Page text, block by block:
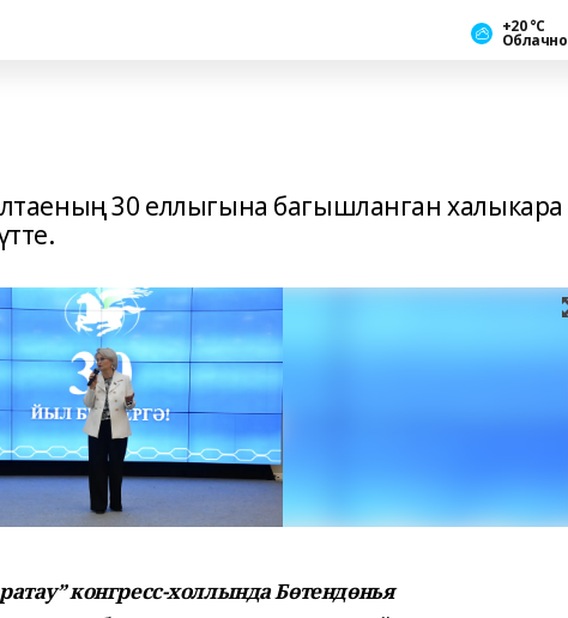
+20 °С
Облачно
30 еллыгына багышланган халыкара
конгресс-холлында Бөтендөнья